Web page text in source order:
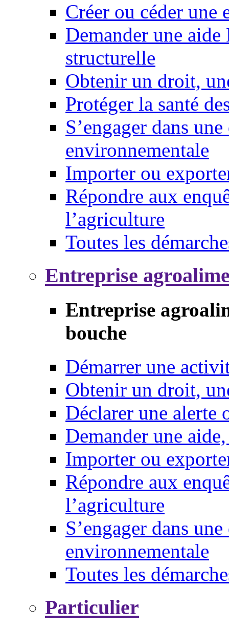
Créer ou céder une
Demander une
structurelle
Obtenir un droit,
Protéger la santé
S’engager dans
environnementale
Importer ou
Répondre aux
l’agriculture
Toutes les
Entreprise
Entreprise
bouche
Démarrer une
Obtenir un droit,
Déclarer une alerte
Demander une
Importer ou
Répondre aux
l’agriculture
S’engager dans
environnementale
Toutes les
Particulier